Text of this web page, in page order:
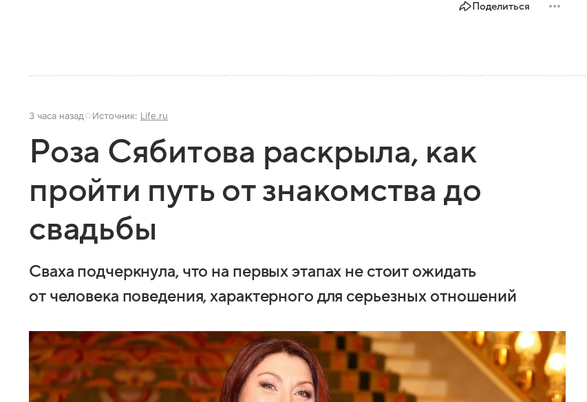
Поделиться
3 часа назад Источник: Life.ru
Роза Сябитова раскрыла, как
пройти путь от знакомства до
свадьбы
Сваха подчеркнула, что на первых этапах не стоит ожидать
от человека поведения, характерного для серьезных отношений